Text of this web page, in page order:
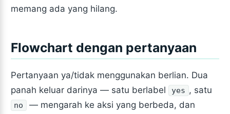
memang ada yang hilang.
Flowchart dengan pertanyaan
Pertanyaan ya/tidak menggunakan berlian. Dua
panah keluar darinya — satu berlabel
yes , satu
no
— mengarah ke aksi yang berbeda, dan